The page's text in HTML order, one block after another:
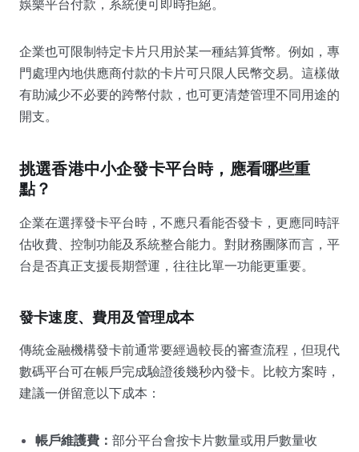
娛樂平台付款，系統便可即時拒絕。
企業也可限制特定卡片只用於某一種結算貨幣。例如，專
門處理內地供應商付款的卡片可只限人民幣交易。這樣做
有助減少不必要的跨幣付款，也可更清楚管理不同用途的
開支。
挑選香港中小企發卡平台時，應看哪些重
點？
企業在選擇發卡平台時，不應只看能否發卡，更應同時評
估收費、控制功能及系統整合能力。對財務團隊而言，平
台是否真正支援長期營運，往往比單一功能更重要。
發卡速度、費用及管理成本
傳統金融機構發卡前通常要經過較長的審查流程，但現代
數碼平台可在帳戶完成驗證後幾秒內發卡。比較方案時，
建議一併留意以下成本：
帳戶維護費： 部分平台會按卡片數量或用戶數量收